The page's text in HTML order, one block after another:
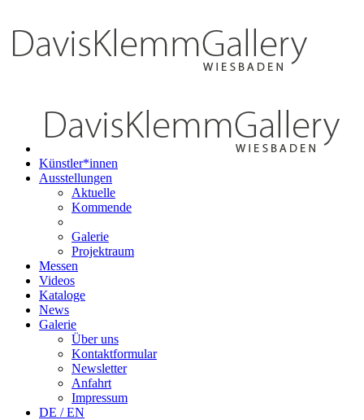
Künstler*innen
Ausstellungen
Aktuelle
Kommende
Galerie
Projektraum
Messen
Videos
Kataloge
News
Galerie
Über uns
Kontaktformular
Newsletter
Anfahrt
Impressum
DE / EN